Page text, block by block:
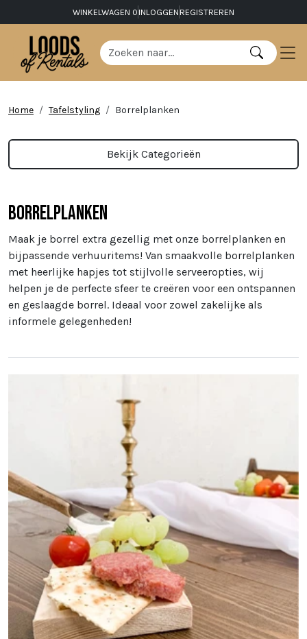
WINKELWAGEN 0 INLOGGEN REGISTREREN
Home Tafelstyling Borrelplanken
Bekijk Categorieën
Borrelplanken
Maak je borrel extra gezellig met onze borrelplanken en
bijpassende verhuuritems! Van smaakvolle borrelplanken
met heerlijke hapjes tot stijlvolle serveeropties, wij
helpen je de perfecte sfeer te creëren voor een ontspannen
en geslaagde borrel. Ideaal voor zowel zakelijke als
informele gelegenheden!